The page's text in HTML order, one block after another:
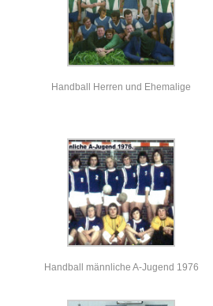
Handball Herren und Ehemalige
Handball männliche A-Jugend 1976